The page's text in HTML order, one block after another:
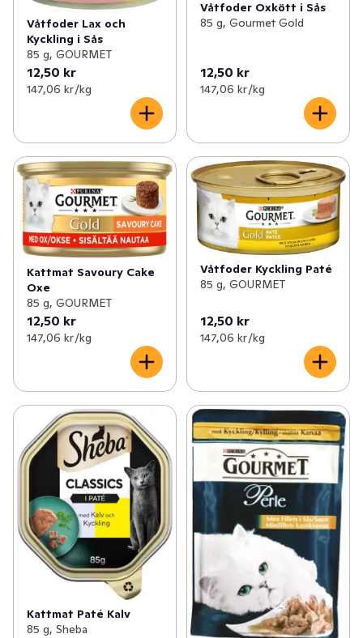
Våtfoder Lax och
Kyckling i Sås
85 g, GOURMET
12,50 kr
147,06 kr /kg
Våtfoder Oxkött i Sås
85 g, Gourmet Gold
12,50 kr
147,06 kr /kg
Kattmat Savoury Cake
Oxe
85 g, GOURMET
12,50 kr
147,06 kr /kg
Våtfoder Kyckling Paté
85 g, GOURMET
12,50 kr
147,06 kr /kg
Kattmat Paté Kalv
85 g, Sheba